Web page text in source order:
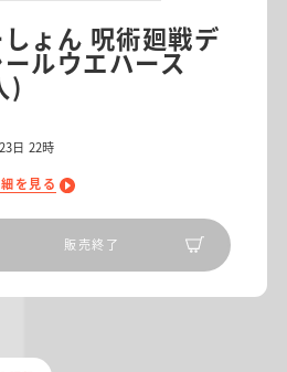
ょん 呪術廻戦デ
ルウエハース
)
日 22時
を見る
販売終了